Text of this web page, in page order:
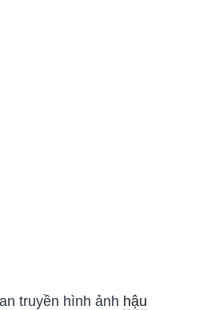
truyền hình ảnh hậu